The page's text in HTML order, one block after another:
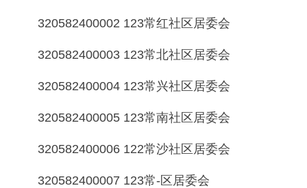
320582400002 123常红社区居委会
320582400003 123常北社区居委会
320582400004 123常兴社区居委会
320582400005 123常南社区居委会
320582400006 122常沙社区居委会
320582400007 123常-区居委会